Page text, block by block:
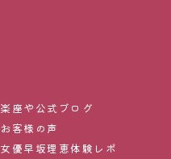
楽座や公式ブログ
お客様の声
女優早坂理恵体験レポ